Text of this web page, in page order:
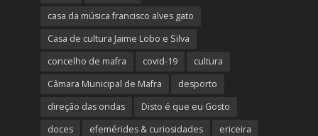
casa da música francisco alves gato
Casa de cultura Jaime Lobo e Silva
concelho de mafra
covid-19
cultura
Câmara Municipal de Mafra
desporto
direção das ondas
Disto é que eu Gosto
doces
efemérides & curiosidades
ericeira